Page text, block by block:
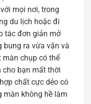
mọi nơi, trong
du lịch hoặc đi
tác đơn giản mở
bung ra vừa vặn và
màn chụp có thể
cho bạn mất thời
chất cực dẻo có
màn không hề làm